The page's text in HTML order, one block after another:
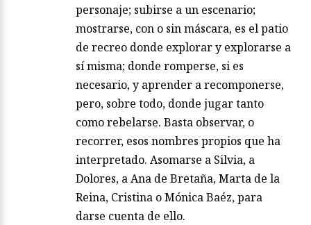
personaje; subirse a un escenario;
mostrarse, con o sin máscara, es el patio
de recreo donde explorar y explorarse a
sí misma; donde romperse, si es
necesario, y aprender a recomponerse,
pero, sobre todo, donde jugar tanto
como rebelarse. Basta observar, o
recorrer, esos nombres propios que ha
interpretado. Asomarse a Silvia, a
Dolores, a Ana de Bretaña, Marta de la
Reina, Cristina o Mónica Baéz, para
darse cuenta de ello.